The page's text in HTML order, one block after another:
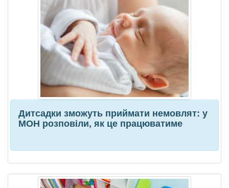
Дитсадки зможуть приймати немовлят: у
МОН розповіли, як це працюватиме